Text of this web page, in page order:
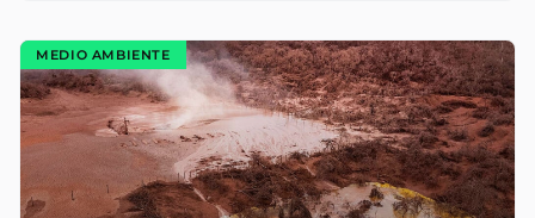
MEDIO AMBIENTE